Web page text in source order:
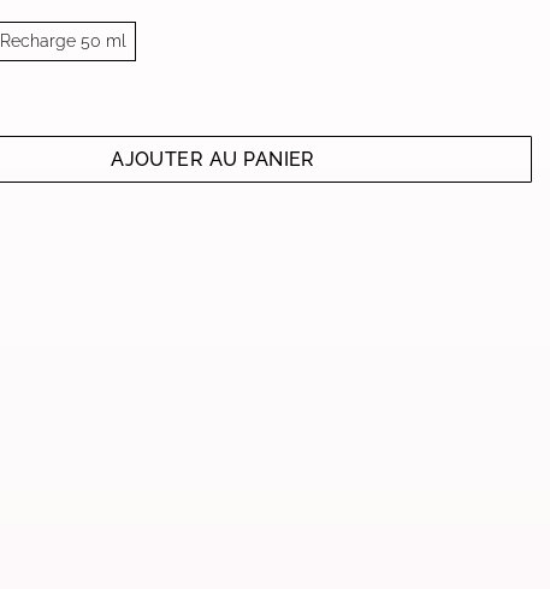
Recharge 50 ml
AJOUTER AU PANIER